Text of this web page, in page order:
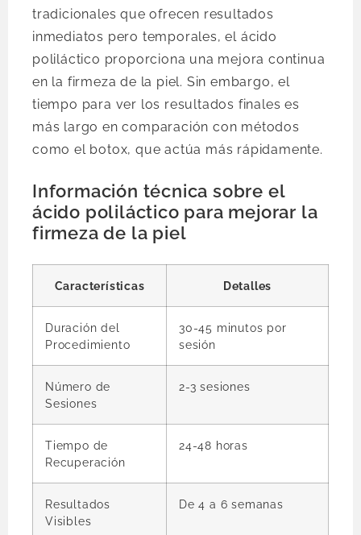
tradicionales que ofrecen resultados
inmediatos pero temporales, el ácido
poliláctico proporciona una mejora continua
en la firmeza de la piel. Sin embargo, el
tiempo para ver los resultados finales es
más largo en comparación con métodos
como el botox, que actúa más rápidamente.
Información técnica sobre el
ácido poliláctico para mejorar la
firmeza de la piel
Características Detalles
Duración del
Procedimiento
30-45 minutos por
sesión
Número de
Sesiones
2-3 sesiones
Tiempo de
Recuperación
24-48 horas
Resultados
Visibles
De 4 a 6 semanas